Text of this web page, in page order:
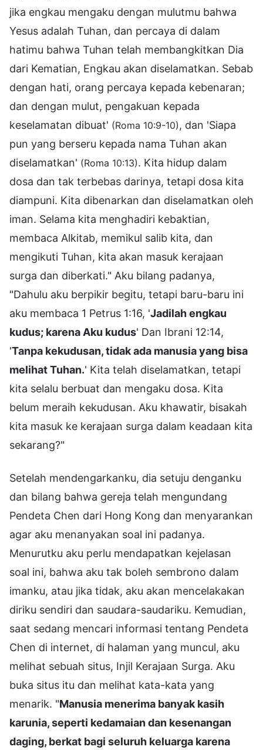
jika engkau mengaku dengan mulutmu bahwa
Yesus adalah Tuhan, dan percaya di dalam
hatimu bahwa Tuhan telah membangkitkan Dia
dari Kematian, Engkau akan diselamatkan. Sebab
dengan hati, orang percaya kepada kebenaran;
dan dengan mulut, pengakuan kepada
keselamatan dibuat' (Roma 10:9-10) , dan 'Siapa
pun yang berseru kepada nama Tuhan akan
diselamatkan' (Roma 10:13). Kita hidup dalam
dosa dan tak terbebas darinya, tetapi dosa kita
diampuni. Kita dibenarkan dan diselamatkan oleh
iman. Selama kita menghadiri kebaktian,
membaca Alkitab, memikul salib kita, dan
mengikuti Tuhan, kita akan masuk kerajaan
surga dan diberkati." Aku bilang padanya,
"Dahulu aku berpikir begitu, tetapi baru-baru ini
aku membaca 1 Petrus 1:16, 'Jadilah engkau
kudus; karena Aku kudus' Dan Ibrani 12:14,
'Tanpa kekudusan, tidak ada manusia yang bisa
melihat Tuhan.' Kita telah diselamatkan, tetapi
kita selalu berbuat dan mengaku dosa. Kita
belum meraih kekudusan. Aku khawatir, bisakah
kita masuk ke kerajaan surga dalam keadaan kita
sekarang?"
Setelah mendengarkanku, dia setuju denganku
dan bilang bahwa gereja telah mengundang
Pendeta Chen dari Hong Kong dan menyarankan
agar aku menanyakan soal ini padanya.
Menurutku aku perlu mendapatkan kejelasan
soal ini, bahwa aku tak boleh sembrono dalam
imanku, atau jika tidak, aku akan mencelakakan
diriku sendiri dan saudara-saudariku. Kemudian,
saat sedang mencari informasi tentang Pendeta
Chen di internet, di halaman yang muncul, aku
melihat sebuah situs, Injil Kerajaan Surga. Aku
buka situs itu dan melihat kata-kata yang
menarik. "Manusia menerima banyak kasih
karunia, seperti kedamaian dan kesenangan
daging, berkat bagi seluruh keluarga karena